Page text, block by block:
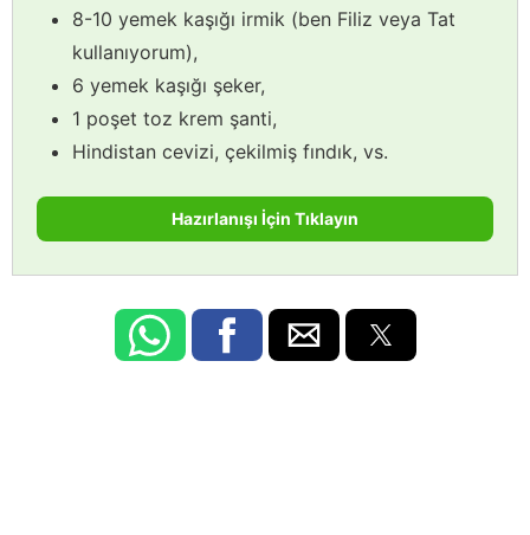
8-10 yemek kaşığı irmik (ben Filiz veya Tat
kullanıyorum),
6 yemek kaşığı şeker,
1 poşet toz krem şanti,
Hindistan cevizi, çekilmiş fındık, vs.
Hazırlanışı İçin Tıklayın